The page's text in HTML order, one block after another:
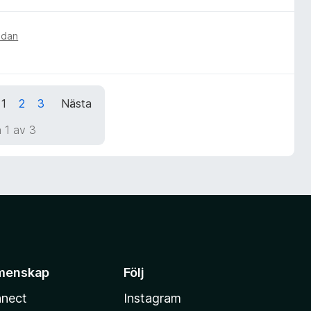
1 2 3
Nästa
1 av 3
Följ
Instagram